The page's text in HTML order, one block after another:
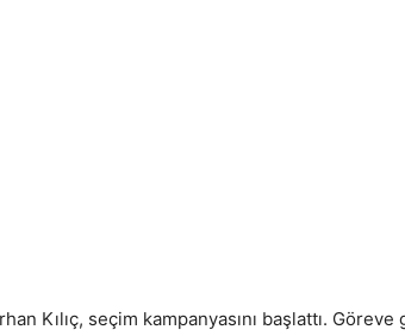
Kılıç, seçim kampanyasını başlattı.